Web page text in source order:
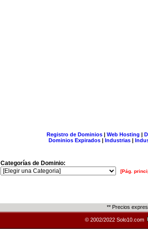
Registro de Dominios| Web Hosting |
Dominios Expirados | Industrias |
Categorías de Dominio:
[Pág.
** Precios
© 2002/2022 Solo10.com